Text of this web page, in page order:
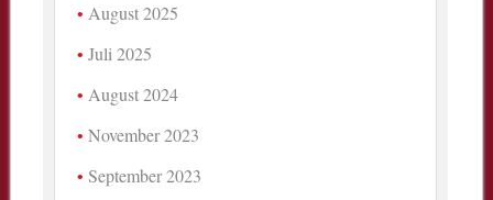
August 2025
Juli 2025
August 2024
November 2023
September 2023